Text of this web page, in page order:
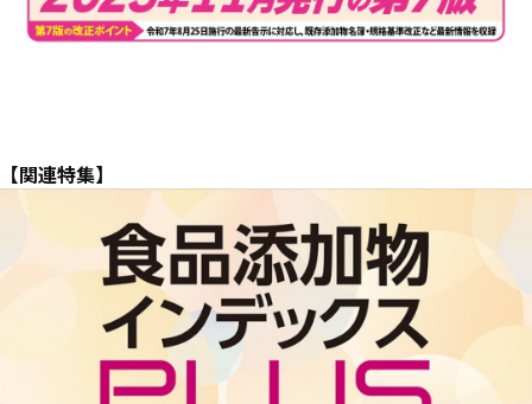
【関連特集】